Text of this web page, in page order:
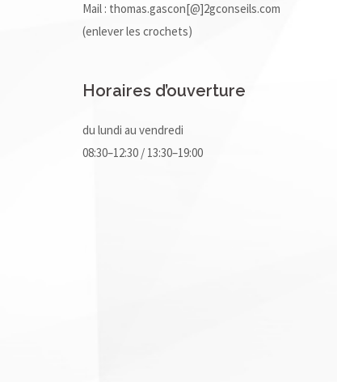
Mail : thomas.gascon[@]2gconseils.com
(enlever les crochets)
Horaires d’ouverture
du lundi au vendredi
08:30–12:30 / 13:30–19:00